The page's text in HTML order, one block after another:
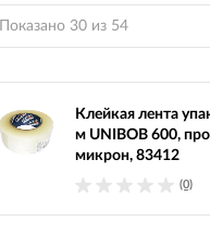
Показано 30 из 54
Клейкая лента
м UNIBOB 600,
микрон, 83412
(0)